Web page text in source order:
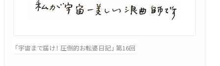
「宇宙まで届け！ 圧倒的お転婆日記」 第16回